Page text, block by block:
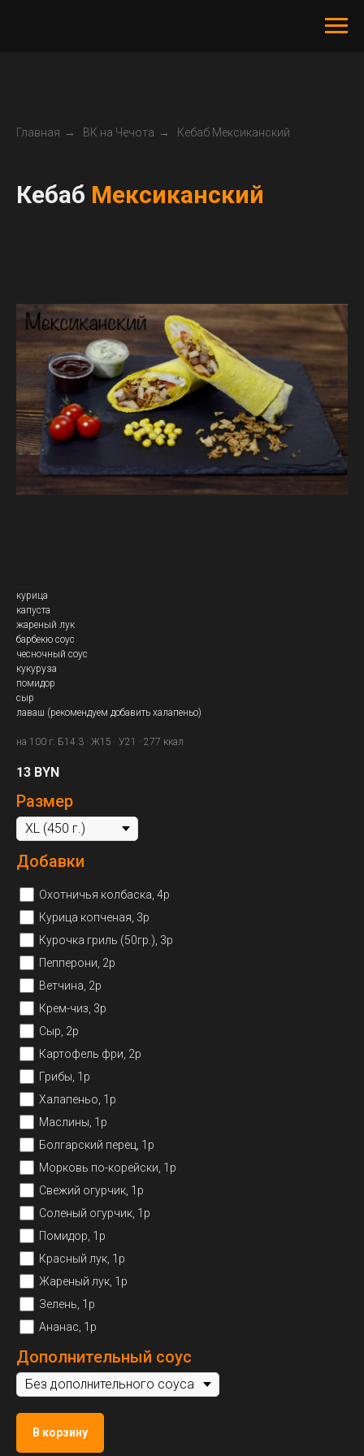
Главная → ВК на Чечота → Кебаб Мексиканский
Кебаб Мексиканский
курица
капуста
жареный лук
барбекю соус
чесночный соус
кукуруза
помидор
сыр
лаваш (рекомендуем добавить халапеньо)
на 100 г: Б14.3 · Ж15 · У21 · 277 ккал
13 BYN
Размер
Добавки
Охотничья колбаска, 4р
Курица копченая, 3р
Курочка гриль (50гр.), 3р
Пепперони, 2р
Ветчина, 2р
Крем-чиз, 3р
Сыр, 2р
Картофель фри, 2р
Грибы, 1р
Халапеньо, 1р
Маслины, 1р
Болгарский перец, 1р
Морковь по-корейски, 1р
Свежий огурчик, 1р
Соленый огурчик, 1р
Помидор, 1р
Красный лук, 1р
Жареный лук, 1р
Зелень, 1р
Ананас, 1р
Дополнительный соус
В корзину